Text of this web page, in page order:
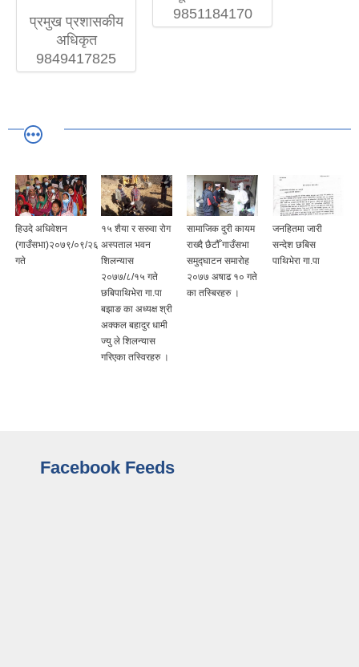
प्रमुख प्रशासकीय
अधिकृत
9849417825
9851184170
हिउदे अधिवेशन
(गाउँसभा)२०७९/०९/२६
गते
१५ शैया र सरुवा रोग
अस्पताल भवन
शिलन्यास
२०७७/८/१५ गते
छबिपाथिभेरा गा.पा
बझाङ का अध्यक्ष श्री
अक्कल बहादुर धामी
ज्यु ले शिलन्यास
गरिएका तस्विरहरु ।
सामाजिक दुरी कायम
राख्दै छैटौँ गाउँसभा
समुद्घाटन समारोह
२०७७ अषाढ १० गते
का तस्बिरहरु ।
जनहितमा जारी
सन्देश छबिस
पाथिभेरा गा.पा
Facebook Feeds